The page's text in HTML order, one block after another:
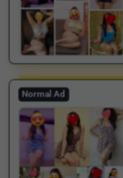
Normal Ad